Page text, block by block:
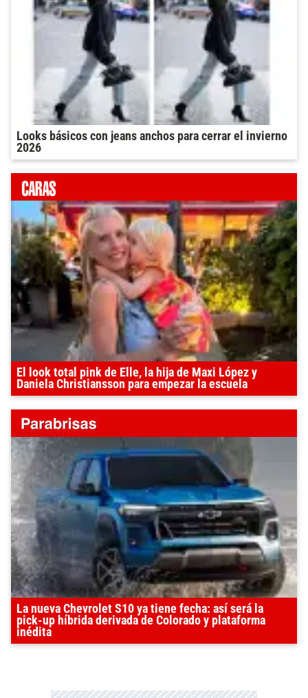
Looks básicos con jeans anchos para cerrar el invierno
2026
El look total pink de Elle, la hija de Maxi López y
Daniela Christiansson para empezar la escuela
La nueva Chevrolet S10 ya tiene fecha: así será la
pick-up híbrida derivada de Colorado y plataforma
inédita